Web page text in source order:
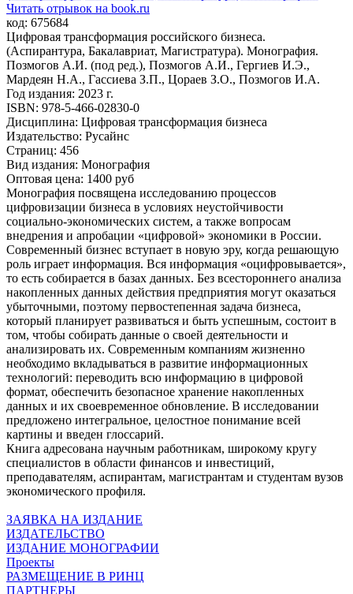
Читать отрывок на book.ru
код: 675684
Цифровая трансформация российского бизнеса.
(Аспирантура, Бакалавриат, Магистратура). Монография.
Позмогов А.И. (под ред.), Позмогов А.И., Гергиев И.Э.,
Мардеян Н.А., Гассиева З.П., Цораев З.О., Позмогов И.А.
Год издания: 2023 г.
ISBN: 978-5-466-02830-0
Дисциплина: Цифровая трансформация бизнеса
Издательство: Русайнс
Страниц: 456
Вид издания: Монография
Оптовая цена: 1400 руб
Монография посвящена исследованию процессов
цифровизации бизнеса в условиях неустойчивости
социально-экономических систем, а также вопросам
внедрения и апробации «цифровой» экономики в России.
Современный бизнес вступает в новую эру, когда решающую
роль играет информация. Вся информация «оцифровывается»,
то есть собирается в базах данных. Без всестороннего анализа
накопленных данных действия предприятия могут оказаться
убыточными, поэтому первостепенная задача бизнеса,
который планирует развиваться и быть успешным, состоит в
том, чтобы собирать данные о своей деятельности и
анализировать их. Современным компаниям жизненно
необходимо вкладываться в развитие информационных
технологий: переводить всю информацию в цифровой
формат, обеспечить безопасное хранение накопленных
данных и их своевременное обновление. В исследовании
предложено интегральное, целостное понимание всей
картины и введен глоссарий.
Книга адресована научным работникам, широкому кругу
специалистов в области финансов и инвестиций,
преподавателям, аспирантам, магистрантам и студентам вузов
экономического профиля.
ЗАЯВКА НА ИЗДАНИЕ
ИЗДАТЕЛЬСТВО
ИЗДАНИЕ МОНОГРАФИИ
Проекты
РАЗМЕЩЕНИЕ В РИНЦ
ПАРТНЕРЫ